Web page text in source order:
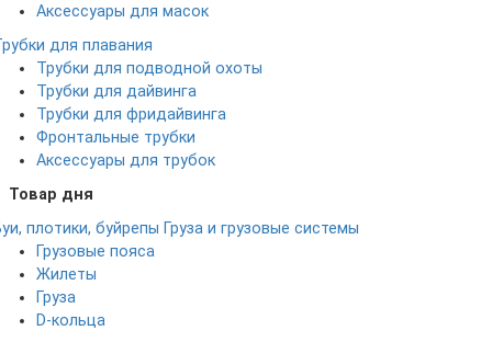
Аксессуары для масок
для плавания
Трубки для подводной охоты
Трубки для дайвинга
Трубки для фридайвинга
Фронтальные трубки
Аксессуары для трубок
Товар дня
плотики, буйрепы Груза и грузовые системы
Грузовые пояса
Жилеты
Груза
D-кольца